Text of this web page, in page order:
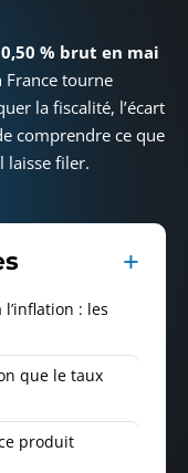
0,50 % brut en mai
France tourne
la fiscalité, l’écart
comprendre ce que
laisse filer.
l’inflation : les
que le taux
produit